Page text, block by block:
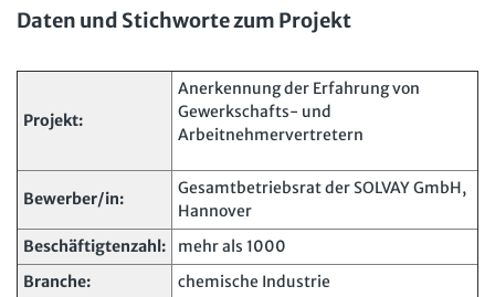
Digitales Arbeits- und Sozialrecht
Soziale Sicherheit
JAV-Praxis online
Presse Interne Meldestelle Verträge kündigen
Erklärung zur Barrierefreiheit
Widerruf
Widerrufsrecht
Karriere Buchhandel
Daten und Stichworte zum Projekt
Projekt:
Anerkennung der Erfahrung von
Gewerkschafts- und
Arbeitnehmervertretern
Bewerber/in:
Gesamtbetriebsrat der SOLVAY GmbH,
Hannover
Beschäftigtenzahl:
mehr als 1000
Branche:
chemische Industrie